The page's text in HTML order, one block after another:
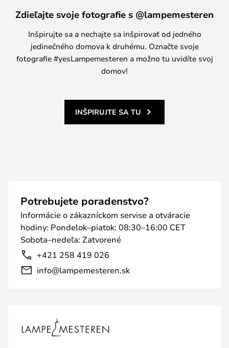
Zdieľajte svoje fotografie s @lampemesteren
Inšpirujte sa a nechajte sa inšpirovať od jedného
jedinečného domova k druhému. Označte svoje
fotografie #yesLampemesteren a možno tu uvidíte svoj
domov!
INŠPIRUJTE SA TU
Potrebujete poradenstvo?
Informácie o zákazníckom servise a otváracie
hodiny: Pondelok–piatok: 08:30–16:00 CET
Sobota–nedeľa: Zatvorené
+421 258 419 026
info@lampemesteren.sk